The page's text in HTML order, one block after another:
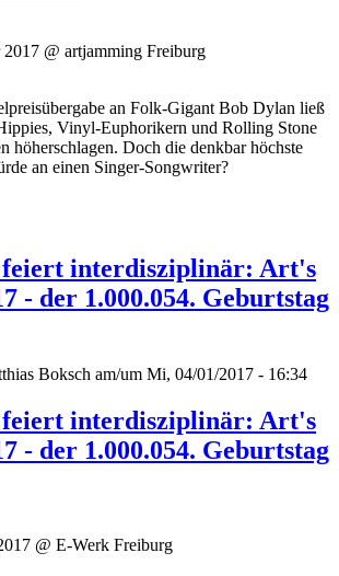
@ artjamming Freiburg
an Folk-Gigant Bob Dylan ließ
Vinyl-Euphorikern und Rolling Stone
höherschlagen. Doch die denkbar höchste
an einen Singer-Songwriter?
feiert interdisziplinär: Art's
- der 1.000.054. Geburtstag
Boksch am/um Mi, 04/01/2017 - 16:34
feiert interdisziplinär: Art's
- der 1.000.054. Geburtstag
@ E-Werk Freiburg